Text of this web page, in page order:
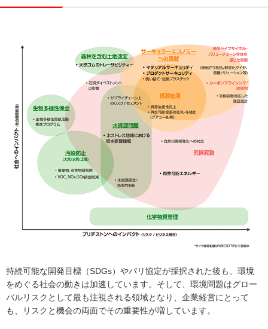
持続可能な開発目標（SDGs）やパリ協定が採択された後も、環境
をめぐる社会の動きは加速しています。そして、環境問題はグロー
バルリスクとして最も注視される領域となり、企業経営にとって
も、リスクと機会の両面でその重要性が増しています。